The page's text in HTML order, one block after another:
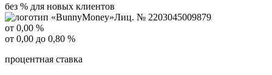
без % для новых клиентов
Лиц. № 2203045009879
от 0,00 %
от 0,00 до 0,80 %
процентная ставка